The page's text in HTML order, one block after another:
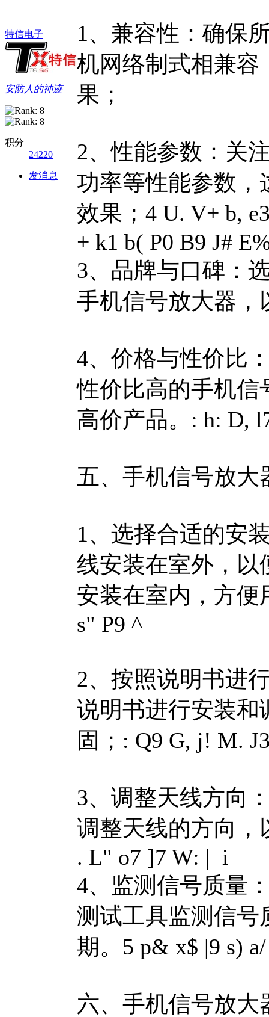
特信电子
安防人的神迹
积分
24220
发消息
1、兼容性：确保
机网络制式相兼容
果；
2、性能参数：关
功率等性能参数，
效果； 4 U. V+ b,
+ k1 b( P0 B9 J#
3、品牌与口碑：
手机信号放大器，
4、价格与性价比
性价比高的手机信
高价产品。 : h: D,
五、手机信号放大
1、选择合适的安
线安装在室外，以
安装在室内，方便
s" P9 ^
2、按照说明书进
说明书进行安装和
固； : Q9 G, j! M.
3、调整天线方向
调整天线的方向，
. L" o7 ]7 W: | i
4、监测信号质量
测试工具监测信号
期。 5 p& x$ |9 s)
六、手机信号放大